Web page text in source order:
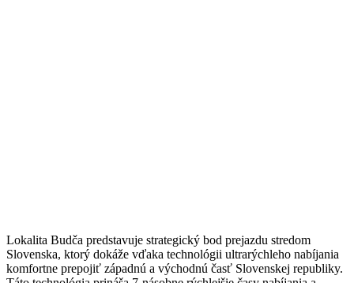
Lokalita Budča predstavuje strategický bod prejazdu stredom
Slovenska, ktorý dokáže vďaka technológii ultrarýchleho nabíjania
komfortne prepojiť západnú a východnú časť Slovenskej republiky.